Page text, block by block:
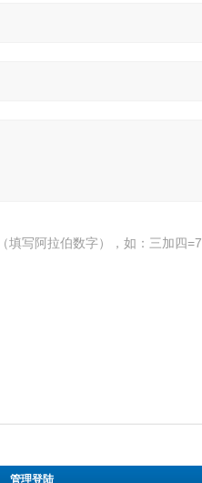
填写阿拉伯数字），如：三加四=7
管理登陆